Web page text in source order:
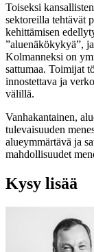
Toiseksi
sektoreilla tehtävät
kehittämisen
”aluenäkökykyä”,
Kolmanneksi on
sattumaa. Toimijat
innostettava ja
välillä.
Vanhakantainen,
tulevaisuuden
alueymmärtävä ja
mahdollisuudet
Kysy lisää